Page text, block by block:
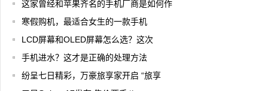
这家曾经和苹果齐名的手机厂商是如何作
寒假购机，最适合女生的一款手机
LCD屏幕和OLED屏幕怎么选？这次
手机进水？这才是正确的处理方法
纷呈七日精彩，万豪旅享家开启 “旅享